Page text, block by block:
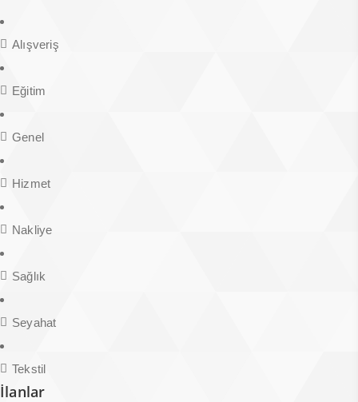
Alışveriş
Eğitim
Genel
Hizmet
Nakliye
Sağlık
Seyahat
Tekstil
İlanlar